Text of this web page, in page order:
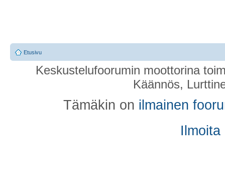
Etusivu
Keskustelufoorumin moottorina
Käännös,
Tämäkin on ilmainen